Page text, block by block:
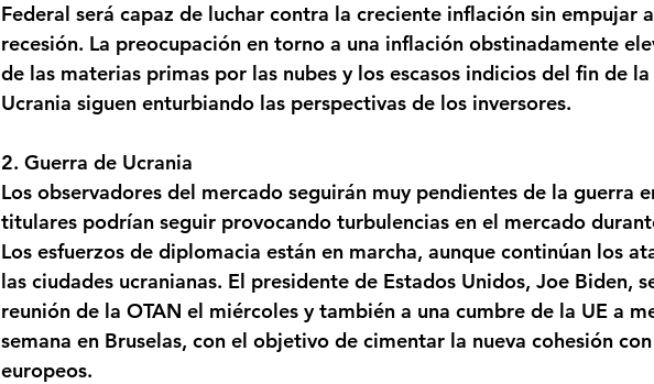
Federal será capaz de luchar contra la creciente inflación sin empujar
recesión. La preocupación en torno a una inflación obstinadamente
de las materias primas por las nubes y los escasos indicios del fin de
Ucrania siguen enturbiando las perspectivas de los inversores.
2. Guerra de Ucrania
Los observadores del mercado seguirán muy pendientes de la guerra
titulares podrían seguir provocando turbulencias en el mercado
Los esfuerzos de diplomacia están en marcha, aunque continúan los
las ciudades ucranianas. El presidente de Estados Unidos, Joe Biden,
reunión de la OTAN el miércoles y también a una cumbre de la UE a
semana en Bruselas, con el objetivo de cimentar la nueva cohesión
europeos.